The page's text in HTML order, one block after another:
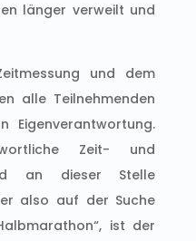
länger verweilt und
und dem
alle Teilnehmenden
Eigenverantwortung.
Zeit- und
an dieser Stelle
also auf der Suche
ist der